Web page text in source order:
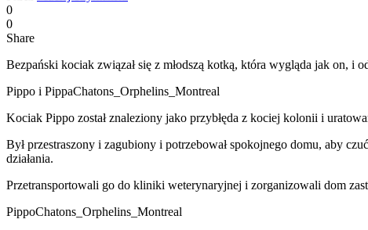
0
0
Share
Bezpański kociak związał się z młodszą kotką, która wygląda jak on, i
Pippo i PippaChatons_Orphelins_Montreal
Kociak Pippo został znaleziony jako przybłęda z kociej kolonii i
Był przestraszony i zagubiony i potrzebował spokojnego domu, aby
działania.
Przetransportowali go do kliniki weterynaryjnej i zorganizowali dom
PippoChatons_Orphelins_Montreal